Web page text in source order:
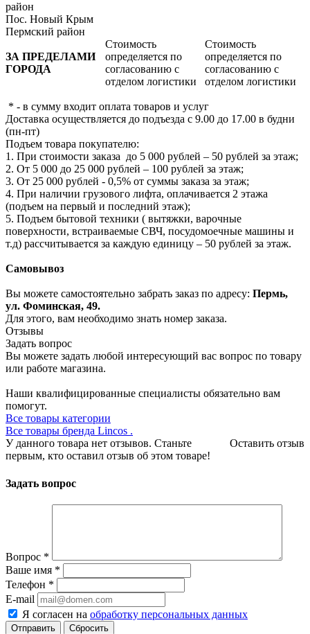
район
Пос. Новый Крым
Пермский район
ЗА ПРЕДЕЛАМИ
ГОРОДА
Стоимость
определяется по
согласованию с
отделом логистики
Стоимость
определяется по
согласованию с
отделом логистики
* - в сумму входит оплата товаров и услуг
Доставка осуществляется до подъезда с 9.00 до 17.00 в будни
(пн-пт)
Подъем товара покупателю:
1. При стоимости заказа до 5 000 рублей – 50 рублей за этаж;
2. От 5 000 до 25 000 рублей – 100 рублей за этаж;
3. От 25 000 рублей - 0,5% от суммы заказа за этаж;
4. При наличии грузового лифта, оплачивается 2 этажа
(подъем на первый и последний этаж);
5. Подъем бытовой техники ( вытяжки, варочные
поверхности, встраиваемые СВЧ, посудомоечные машины и
т.д) рассчитывается за каждую единицу – 50 рублей за этаж.
Самовывоз
Вы можете самостоятельно забрать заказ по адресу: Пермь,
ул. Фоминская, 49.
Для этого, вам необходимо знать номер заказа.
Отзывы
Задать вопрос
Вы можете задать любой интересующий вас вопрос по товару
или работе магазина.
Наши квалифицированные специалисты обязательно вам
помогут.
Все товары категории
Все товары бренда Lincos .
Оставить отзыв
У данного товара нет отзывов. Станьте
первым, кто оставил отзыв об этом товаре!
Задать вопрос
Вопрос *
Ваше имя *
Телефон *
E-mail
Я согласен на обработку персональных данных
Сбросить